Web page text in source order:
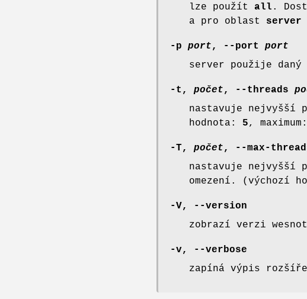
lze použít all .
a pro oblast server
-p port, --port
port
server použije
-t, počet, --threads
nastavuje nejvyšší
hodnota: 5,
-T, počet, --max-
nastavuje nejvyšší
omezení. (výchozí
-V, --version
zobrazí verzi
-v, --verbose
zapíná výpis